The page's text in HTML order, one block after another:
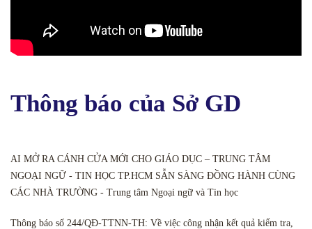
Thông báo của Sở GD
AI MỞ RA CÁNH CỬA MỚI CHO GIÁO DỤC – TRUNG TÂM
NGOẠI NGỮ - TIN HỌC TP.HCM SẴN SÀNG ĐỒNG HÀNH CÙNG
CÁC NHÀ TRƯỜNG - Trung tâm Ngoại ngữ và Tin học
Thông báo số 244/QĐ-TTNN-TH: Về việc công nhận kết quả kiểm tra,